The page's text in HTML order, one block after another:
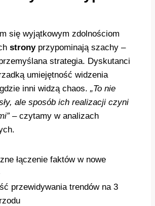
się wyjątkowym zdolnościom
stronyprzypominają szachy –
strategia. Dyskutanci
umiejętność widzenia
inni widzą chaos. „To nie
ale sposób ich realizacji czyni
– czytamy w analizach
łączenie faktów w nowe
przewidywania trendów na 3